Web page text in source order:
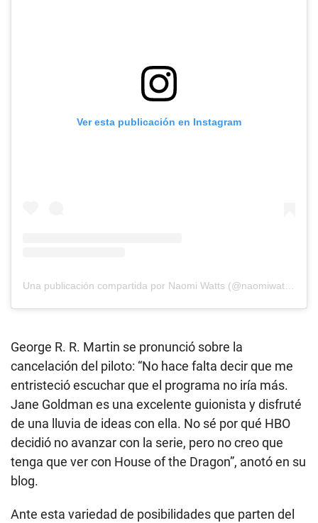
Ver esta publicación en Instagram
George R. R. Martin se pronunció sobre la
cancelación del piloto: “No hace falta decir que me
entristeció escuchar que el programa no iría más.
Jane Goldman es una excelente guionista y disfruté
de una lluvia de ideas con ella. No sé por qué HBO
decidió no avanzar con la serie, pero no creo que
tenga que ver con House of the Dragon”, anotó en su
blog.
Ante esta variedad de posibilidades que parten del